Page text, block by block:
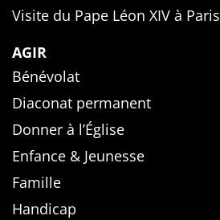
Visite du Pape Léon XIV à Paris
AGIR
Bénévolat
Diaconat permanent
Donner à l’Église
Enfance & Jeunesse
Famille
Handicap